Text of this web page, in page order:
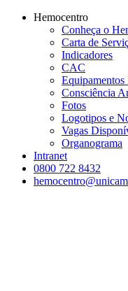
Conteúdo principal
Hemocentro
Conheça o
Carta de
Indicadores
CAC
Consciência
Fotos
Logotipos e
Vagas
Organograma
Intranet
0800 722 8432